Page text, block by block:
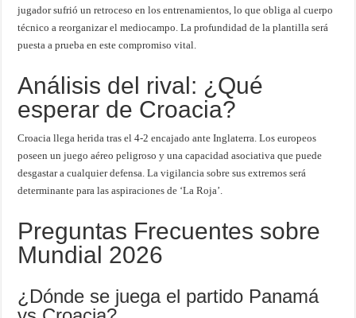
jugador sufrió un retroceso en los entrenamientos, lo que obliga al cuerpo
técnico a reorganizar el mediocampo. La profundidad de la plantilla será
puesta a prueba en este compromiso vital.
Análisis del rival: ¿Qué
esperar de Croacia?
Croacia llega herida tras el 4-2 encajado ante Inglaterra. Los europeos
poseen un juego aéreo peligroso y una capacidad asociativa que puede
desgastar a cualquier defensa. La vigilancia sobre sus extremos será
determinante para las aspiraciones de ‘La Roja’.
Preguntas Frecuentes sobre
Mundial 2026
¿Dónde se juega el partido Panamá